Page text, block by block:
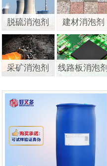
脱硫消泡剂 建材消泡剂
采矿消泡剂 线路板消泡剂